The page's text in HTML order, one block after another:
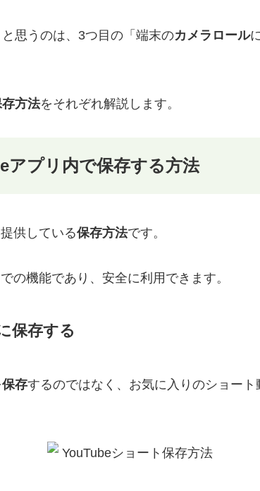
と思うのは、3つ目の「端末のカメラロール
方法をそれぞれ解説します。
アプリ内で保存する方法
供している保存方法です。
の機能であり、安全に利用できます。
保存する
保存するのではなく、お気に入りのショート